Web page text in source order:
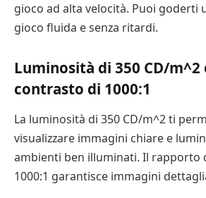
gioco ad alta velocità. Puoi goderti
gioco fluida e senza ritardi.
Luminosità di 350 CD/
contrasto di 1000:1
La luminosità di 350 CD/m^2 ti
visualizzare immagini chiare e
ambienti ben illuminati. Il rapporto
1000:1 garantisce immagini